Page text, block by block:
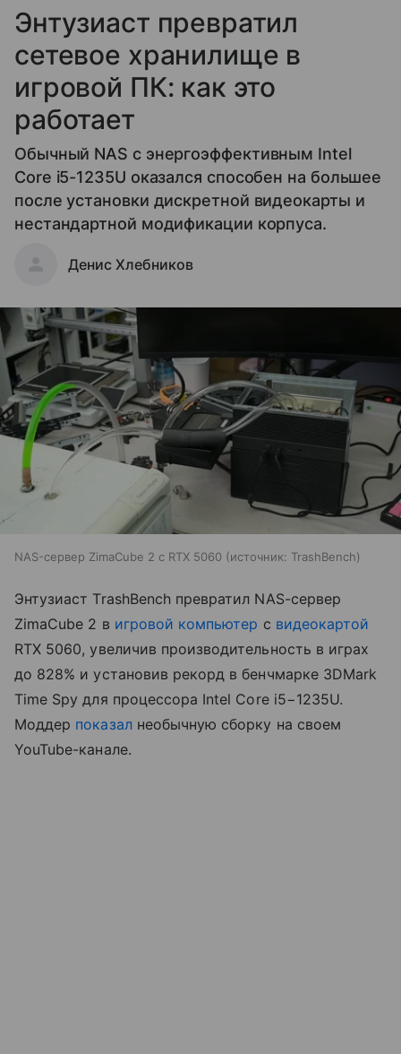
Энтузиаст превратил
сетевое хранилище в
игровой ПК: как это
работает
Обычный NAS с энергоэффективным Intel
Core i5-1235U оказался способен на большее
после установки дискретной видеокарты и
нестандартной модификации корпуса.
Денис Хлебников
NAS-сервер ZimaCube 2 с RTX 5060 источник: TrashBench
Энтузиаст TrashBench превратил NAS-сервер
ZimaCube 2 в игровой компьютер с видеокартой
RTX 5060, увеличив производительность в играх
до 828% и установив рекорд в бенчмарке 3DMark
Time Spy для процессора Intel Core i5−1235U.
Моддер показалнеобычную сборку на своем
YouTube-канале.